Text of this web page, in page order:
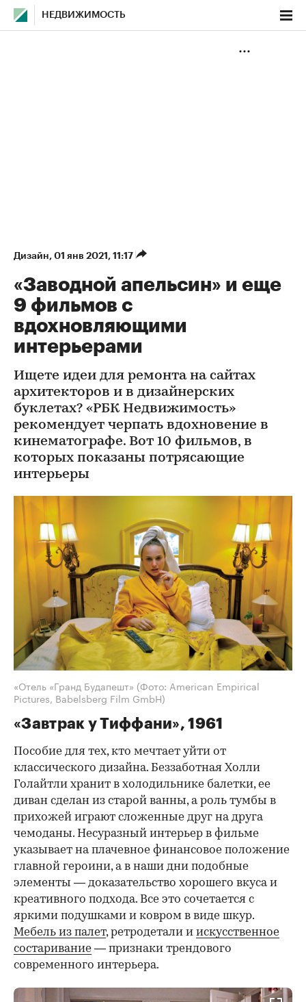
НЕДВИЖИМОСТЬ
Дизайн⁠, 01 янв 2021, 11:17
«Заводной апельсин» и еще
9 фильмов с
вдохновляющими
интерьерами
Ищете идеи для ремонта на сайтах
архитекторов и в дизайнерских
буклетах? «РБК Недвижимость»
рекомендует черпать вдохновение в
кинематографе. Вот 10 фильмов, в
которых показаны потрясающие
интерьеры
«Отель «Гранд Будапешт» (Фото: American Empirical
Pictures, Babelsberg Film GmbH)
«Завтрак у Тиффани», 1961
Пособие для тех, кто мечтает уйти от
классического дизайна. Беззаботная Холли
Голайтли хранит в холодильнике балетки, ее
диван сделан из старой ванны, а роль тумбы в
прихожей играют сложенные друг на друга
чемоданы. Несуразный интерьер в фильме
указывает на плачевное финансовое положение
главной героини, а в наши дни подобные
элементы — доказательство хорошего вкуса и
креативного подхода. Все это сочетается с
яркими подушками и ковром в виде шкур.
Мебель из палет, ретродетали и искусственное
состаривание — признаки трендового
современного интерьера.